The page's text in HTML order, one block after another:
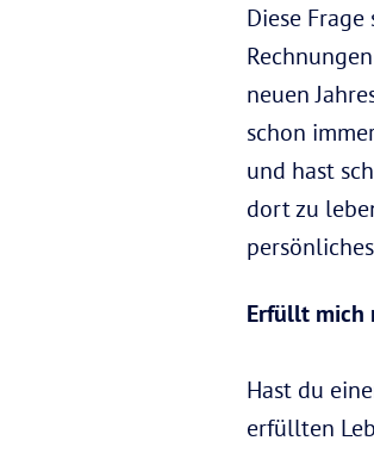
Diese
neuen
schon
und hast
dort zu
persönliches
Erfüllt mich
Hast du
erfüllten